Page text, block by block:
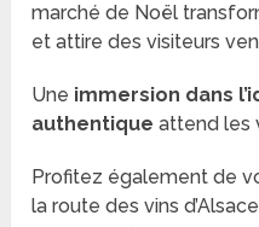
marché de Noël
et attire des visiteurs
Une immersion dans
authentique attend les
Profitez également de
la route des vins